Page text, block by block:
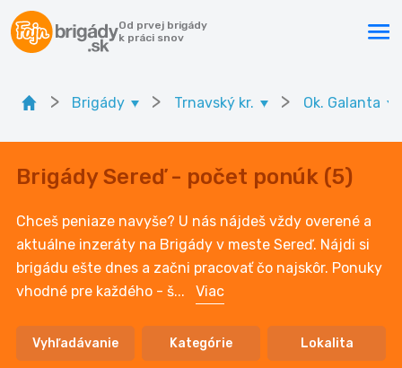
Od prvej brigády
k práci snov
> Brigády > Trnavský kr. > Ok. Galanta
Brigády Sereď - počet ponúk (5)
Chceš peniaze navyše? U nás nájdeš vždy overené a
aktuálne inzeráty na Brigády v meste Sereď. Nájdi si
brigádu ešte dnes a začni pracovať čo najskôr. Ponuky
vhodné pre každého - š... Viac
Vyhľadávanie Kategórie Lokalita